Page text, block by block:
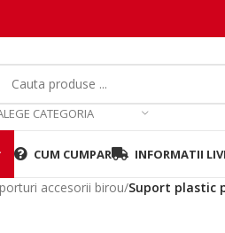
CATEGORIA
CUM CUMPAR INFORMATII
accesorii birou/Suport plastic